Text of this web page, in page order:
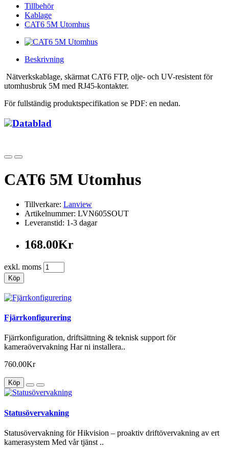
Tillbehör
Kablage
CAT6 5M Utomhus
Beskrivning
Nätverkskablage, skärmat CAT6 FTP, olje- och UV-resistent för
utomhusbruk 5M med RJ45-kontakter.
För fullständig produktspecifikation se PDF: en nedan.
Datablad
CAT6 5M Utomhus
Tillverkare: Lanview
Artikelnummer: LVN605SOUT
Leveranstid: 1-3 dagar
168.00Kr
exkl. moms
Köp
Fjärrkonfigurering
Fjärrkonfiguration, driftsättning & teknisk support för
kameraövervakning Har ni installera..
760.00Kr
Köp
Statusövervakning
Statusövervakning för Hikvision – proaktiv driftövervakning av ert
kamerasystem Med vår tjänst ..